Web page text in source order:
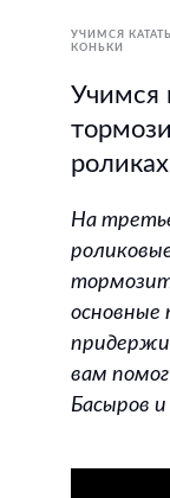
УЧИМСЯ
КОНЬКИ
Учимся
роликах
На
основные
вам
Басыров